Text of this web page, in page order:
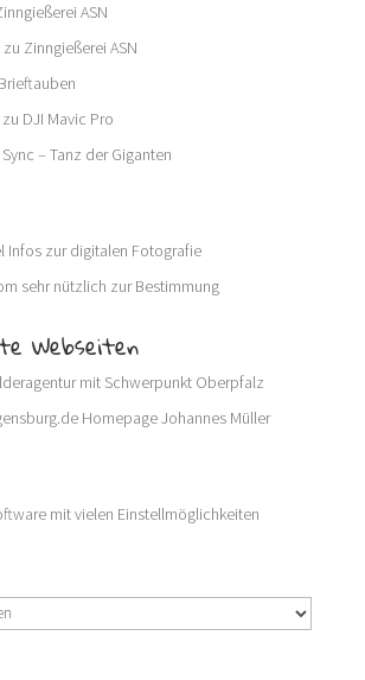
ASN
zu Zinngießerei ASN
Brieftauben
DJI Mavic Pro
Sync – Tanz der Giganten
Infos zur digitalen Fotografie
sehr nützlich zur Bestimmung
Webseiten
mit Schwerpunkt Oberpfalz
Homepage Johannes Müller
mit vielen Einstellmöglichkeiten